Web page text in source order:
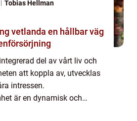
Tobias Hellman
en hållbar väg
del av vårt liv och
att koppla av, utvecklas
intressen.
är en dynamisk och